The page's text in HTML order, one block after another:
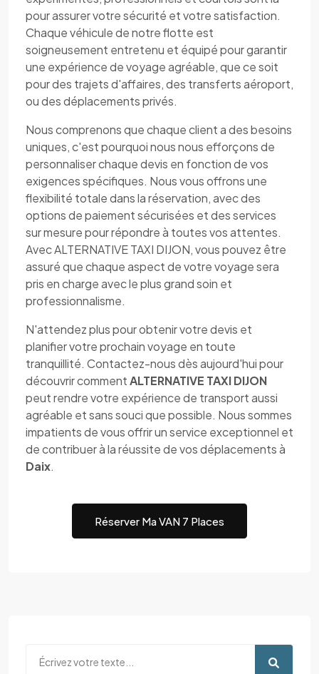
pour assurer votre sécurité et votre satisfaction.
Chaque véhicule de notre flotte est
soigneusement entretenu et équipé pour garantir
une expérience de voyage agréable, que ce soit
pour des trajets d'affaires, des transferts aéroport,
ou des déplacements privés.
Nous comprenons que chaque client a des besoins
uniques, c'est pourquoi nous nous efforçons de
personnaliser chaque devis en fonction de vos
exigences spécifiques. Nous vous offrons une
flexibilité totale dans la réservation, avec des
options de paiement sécurisées et des services
sur mesure pour répondre à toutes vos attentes.
Avec ALTERNATIVE TAXI DIJON, vous pouvez être
assuré que chaque aspect de votre voyage sera
pris en charge avec le plus grand soin et
professionnalisme.
N'attendez plus pour obtenir votre devis et
planifier votre prochain voyage en toute
tranquillité. Contactez-nous dès aujourd'hui pour
découvrir commentALTERNATIVE TAXI DIJON
peut rendre votre expérience de transport aussi
agréable et sans souci que possible. Nous sommes
impatients de vous offrir un service exceptionnel et
de contribuer à la réussite de vos déplacements à
Daix.
Réserver Ma VAN 7 Places